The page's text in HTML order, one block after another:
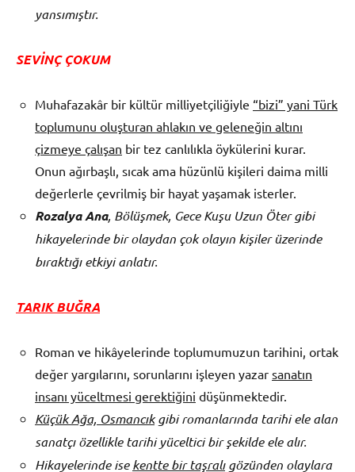
yansımıştır.
SEVİNÇ ÇOKUM
Muhafazakâr bir kültür milliyetçiliğiyle “bizi” yani Türk
toplumunu oluşturan ahlakın ve geleneğin altını
çizmeye çalışan bir tez canlılıkla öykülerini kurar.
Onun ağırbaşlı, sıcak ama hüzünlü kişileri daima milli
değerlerle çevrilmiş bir hayat yaşamak isterler.
Rozalya Ana, Bölüşmek, Gece Kuşu Uzun Öter gibi
hikayelerinde bir olaydan çok olayın kişiler üzerinde
bıraktığı etkiyi anlatır.
TARIK BUĞRA
Roman ve hikâyelerinde toplumumuzun tarihini, ortak
değer yargılarını, sorunlarını işleyen yazar sanatın
insanı yüceltmesi gerektiğini düşünmektedir.
Küçük Ağa, Osmancıkgibi romanlarında tarihi ele alan
sanatçı özellikle tarihi yüceltici bir şekilde ele alır.
Hikayelerinde isekentte bir taşralıgözünden olaylara